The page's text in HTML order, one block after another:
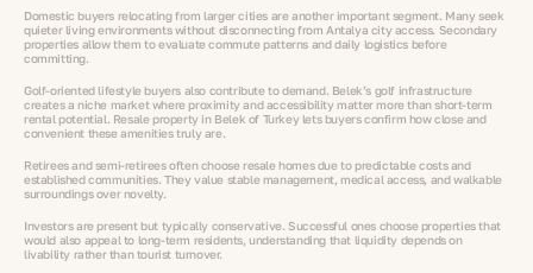
Domestic buyers relocating from larger cities are another important segment. Many seek
quieter living environments without disconnecting from Antalya city access. Secondary
properties allow them to evaluate commute patterns and daily logistics before
committing.
Golf-oriented lifestyle buyers also contribute to demand. Belek’s golf infrastructure
creates a niche market where proximity and accessibility matter more than short-term
rental potential. Resale property in Belek of Turkey lets buyers confirm how close and
convenient these amenities truly are.
Retirees and semi-retirees often choose resale homes due to predictable costs and
established communities. They value stable management, medical access, and walkable
surroundings over novelty.
Investors are present but typically conservative. Successful ones choose properties that
would also appeal to long-term residents, understanding that liquidity depends on
livability rather than tourist turnover.